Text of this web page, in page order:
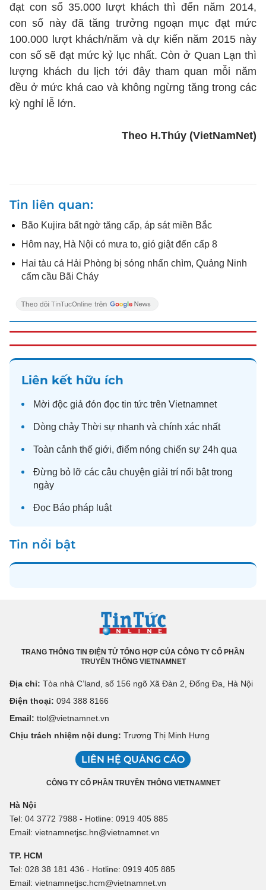
đạt con số 35.000 lượt khách thì đến năm 2014,
con số này đã tăng trưởng ngoạn mục đạt mức
100.000 lượt khách/năm và dự kiến năm 2015 này
con số sẽ đạt mức kỷ lục nhất. Còn ở Quan Lạn thì
lượng khách du lịch tới đây tham quan mỗi năm
đều ở mức khá cao và không ngừng tăng trong các
kỳ nghỉ lễ lớn.
Theo H.Thúy (VietNamNet)
Tin liên quan
Bão Kujira bất ngờ tăng cấp, áp sát miền Bắc
Hôm nay, Hà Nội có mưa to, gió giật đến cấp 8
Hai tàu cá Hải Phòng bị sóng nhấn chìm, Quảng Ninh
cấm cầu Bãi Cháy
Liên kết hữu ích
Mời độc giả đón đọc tin tức trên Vietnamnet
Dòng chảy Thời sự nhanh và chính xác nhất
Toàn cảnh thế giới, điểm nóng chiến sự 24h qua
Đừng bỏ lỡ các câu chuyện giải trí nổi bật trong
ngày
Đọc Báo pháp luật
Tin nổi bật
TRANG THÔNG TIN ĐIỆN TỬ TỔNG HỢP CỦA CÔNG TY CỔ PHẦN
TRUYỀN THÔNG VIETNAMNET
Địa chỉ: Tòa nhà C’land, số 156 ngõ Xã Đàn 2, Đống Đa, Hà Nội
Điện thoại: 094 388 8166
Email: ttol@vietnamnet.vn
Chịu trách nhiệm nội dung: Trương Thị Minh Hưng
LIÊN HỆ QUẢNG CÁO
CÔNG TY CỔ PHẦN TRUYỀN THÔNG VIETNAMNET
Hà Nội
Tel: 04 3772 7988 - Hotline: 0919 405 885
Email: vietnamnetjsc.hn@vietnamnet.vn
TP. HCM
Tel: 028 38 181 436 - Hotline: 0919 405 885
Email: vietnamnetjsc.hcm@vietnamnet.vn